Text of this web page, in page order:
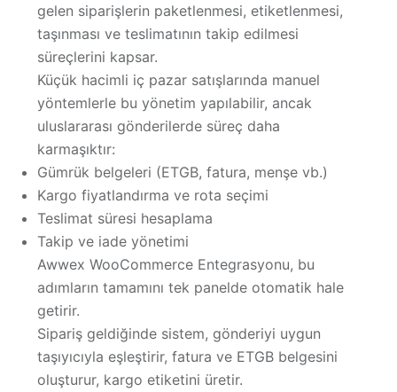
gelen siparişlerin paketlenmesi, etiketlenmesi,
taşınması ve teslimatının takip edilmesi
süreçlerini kapsar.
Küçük hacimli iç pazar satışlarında manuel
yöntemlerle bu yönetim yapılabilir, ancak
uluslararası gönderilerde süreç daha
karmaşıktır:
Gümrük belgeleri (ETGB, fatura, menşe vb.)
Kargo fiyatlandırma ve rota seçimi
Teslimat süresi hesaplama
Takip ve iade yönetimi
Awwex WooCommerce Entegrasyonu, bu
adımların tamamını tek panelde otomatik hale
getirir.
Sipariş geldiğinde sistem, gönderiyi uygun
taşıyıcıyla eşleştirir, fatura ve ETGB belgesini
oluşturur, kargo etiketini üretir.